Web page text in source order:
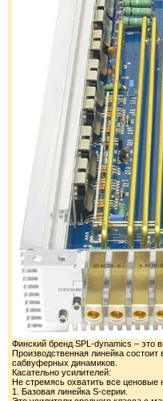
Финский бренд SPL-dynamics – это
Производственная линейка
сабвуферных динамиков.
Касательно усилителей:
Не стремясь охватить все ценовые
1. Базовая линейка S-серии.